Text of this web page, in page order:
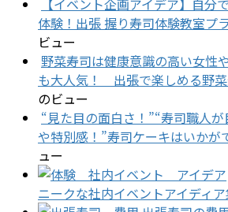
【イベント企画アイデア】自分
体験！出張 握り寿司体験教室プ
ビュー
野菜寿司は健康意識の高い女性
も大人気！ 出張で楽しめる野
のビュー
“見た目の面白さ！”“寿司職人
や特別感！”寿司ケーキはいかが
ュー
ニークな社内イベントアイディ